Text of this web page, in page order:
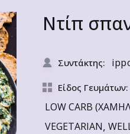
Ντίπ
Συντάκτης:
Είδος Γευμάτων:
LOW CARB
VEGETARIAN,